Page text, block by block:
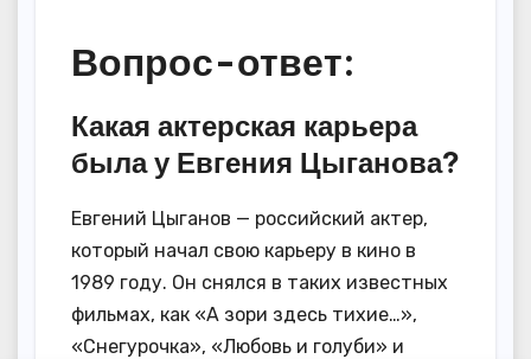
Вопрос-ответ:
Какая актерская карьера
была у Евгения Цыганова?
Евгений Цыганов — российский актер,
который начал свою карьеру в кино в
1989 году. Он снялся в таких известных
фильмах, как «А зори здесь тихие…»,
«Снегурочка», «Любовь и голуби» и